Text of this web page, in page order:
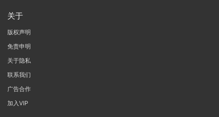
关于
版权声明
免责申明
关于隐私
联系我们
广告合作
加入VIP